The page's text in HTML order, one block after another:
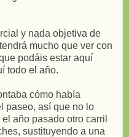
y nada objetiva de
mucho que ver con
podáis estar aquí
todo el año.
cómo había
paseo, así que no lo
año pasado otro carril
sustituyendo a una